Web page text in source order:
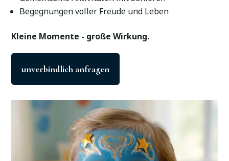
Begegnungen voller Freude und Leben
Kleine Momente - große Wirkung.
unverbindlich anfragen